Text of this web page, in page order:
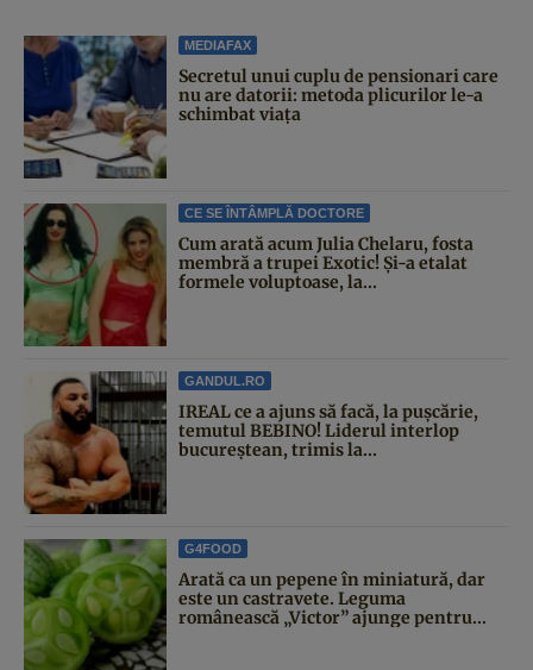
MEDIAFAX
Secretul unui cuplu de pensionari care
nu are datorii: metoda plicurilor le-a
schimbat viața
CE SE ÎNTÂMPLĂ DOCTORE
Cum arată acum Julia Chelaru, fosta
membră a trupei Exotic! Și-a etalat
formele voluptoase, la...
GANDUL.RO
IREAL ce a ajuns să facă, la pușcărie,
temutul BEBINO! Liderul interlop
bucureștean, trimis la...
G4FOOD
Arată ca un pepene în miniatură, dar
este un castravete. Leguma
românească „Victor” ajunge pentru...